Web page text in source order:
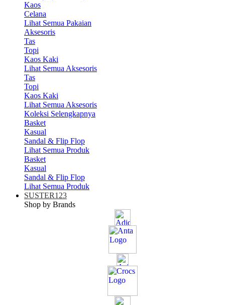
Kaos
Celana
Lihat Semua Pakaian
Aksesoris
Tas
Topi
Kaos Kaki
Lihat Semua Aksesoris
Tas
Topi
Kaos Kaki
Lihat Semua Aksesoris
Koleksi Selengkapnya
Basket
Kasual
Sandal & Flip Flop
Lihat Semua Produk
Basket
Kasual
Sandal & Flip Flop
Lihat Semua Produk
SUSTER123
Shop by Brands